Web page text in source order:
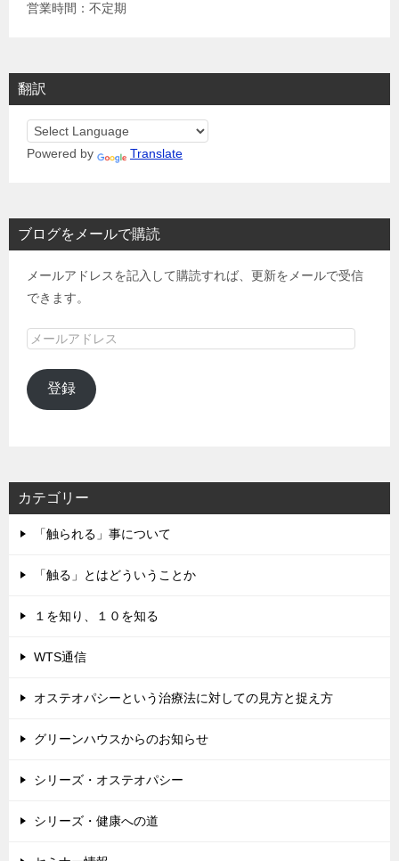
営業時間：不定期
翻訳
Powered by Translate
ブログをメールで購読
メールアドレスを記入して購読すれば、更新をメールで受信
できます。
メ
ル
ア
登録
カテゴリー
「触られる」事について
「触る」とはどういうことか
１を知り、１０を知る
WTS通信
オステオパシーという治療法に対しての見方と捉え方
グリーンハウスからのお知らせ
シリーズ・オステオパシー
シリーズ・健康への道